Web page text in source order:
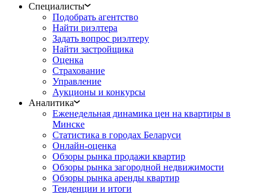
Специалисты
Подобрать агентство
Найти риэлтера
Задать вопрос риэлтеру
Найти застройщика
Оценка
Страхование
Управление
Аукционы и конкурсы
Аналитика
Еженедельная динамика цен на квартиры в
Минске
Статистика в городах Беларуси
Онлайн-оценка
Обзоры рынка продажи квартир
Обзоры рынка загородной недвижимости
Обзоры рынка аренды квартир
Тенденции и итоги